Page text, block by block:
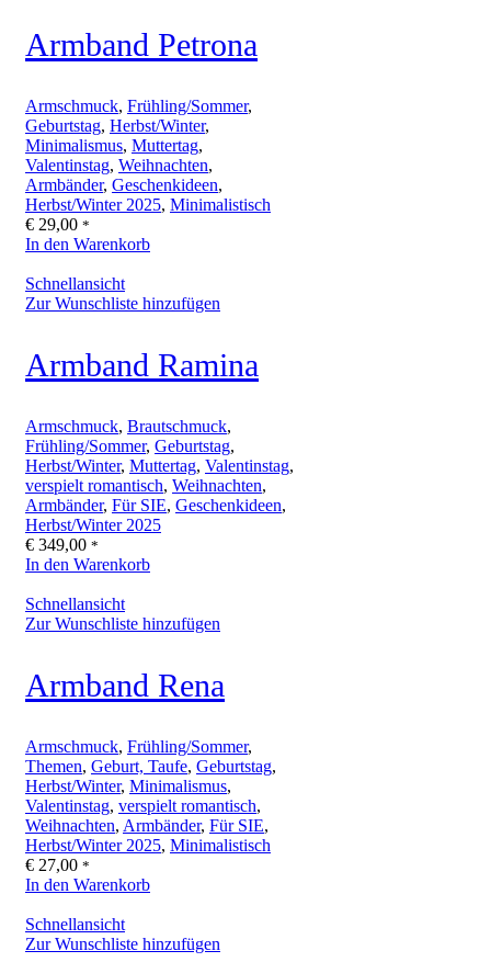
Armband Petrona
Armschmuck, Frühling/Sommer,
Geburtstag, Herbst/Winter,
Minimalismus, Muttertag,
Valentinstag, Weihnachten,
Armbänder, Geschenkideen,
Herbst/Winter 2025, Minimalistisch
€ 29,00 *
In den Warenkorb
Schnellansicht
Zur Wunschliste hinzufügen
Armband Ramina
Armschmuck, Brautschmuck,
Frühling/Sommer, Geburtstag,
Herbst/Winter, Muttertag, Valentinstag,
verspielt romantisch, Weihnachten,
Armbänder, Für SIE, Geschenkideen,
Herbst/Winter 2025
€ 349,00 *
In den Warenkorb
Schnellansicht
Zur Wunschliste hinzufügen
Armband Rena
Armschmuck, Frühling/Sommer,
Themen, Geburt, Taufe, Geburtstag,
Herbst/Winter, Minimalismus,
Valentinstag, verspielt romantisch,
Weihnachten, Armbänder, Für SIE,
Herbst/Winter 2025, Minimalistisch
€ 27,00 *
In den Warenkorb
Schnellansicht
Zur Wunschliste hinzufügen